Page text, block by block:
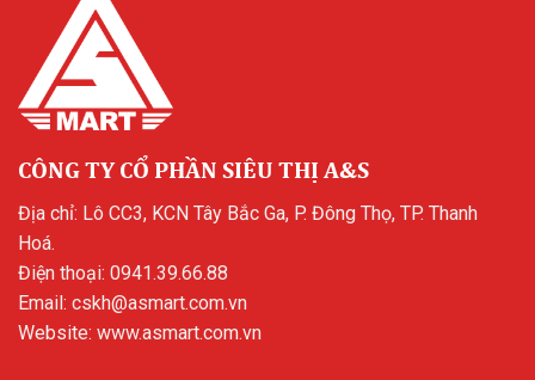
CÔNG TY CỔ PHẦN SIÊU THỊ A&S
Địa chỉ: Lô CC3, KCN Tây Bắc Ga, P. Đông Thọ, TP. Thanh
Hoá.
Điện thoại: 0941.39.66.88
Email: cskh@asmart.com.vn
Website: www.asmart.com.vn